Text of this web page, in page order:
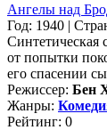
Ангелы над
Год: 1940 |
от попытки
его спасении
Режиссер: Бен
Жанры:
Рейтинг: 0